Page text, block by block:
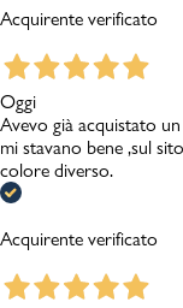
Acquirente verificato
Oggi
Avevo già acquistato
mi stavano bene ,sul
colore diverso.
Acquirente verificato